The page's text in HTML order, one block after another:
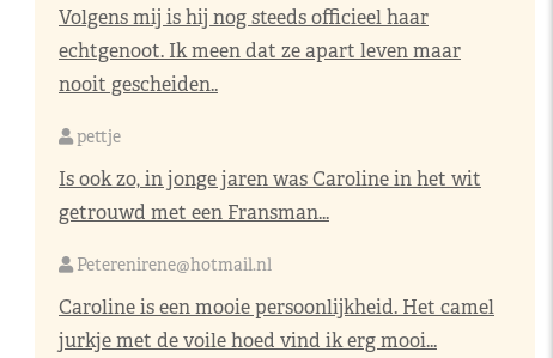
Volgens mij is hij nog steeds officieel haar
echtgenoot. Ik meen dat ze apart leven maar
nooit gescheiden..
pettje
Is ook zo, in jonge jaren was Caroline in het wit
getrouwd met een Fransman...
Peterenirene@hotmail.nl
Caroline is een mooie persoonlijkheid. Het camel
jurkje met de voile hoed vind ik erg mooi...